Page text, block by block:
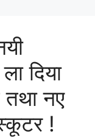
दिया
नए
!